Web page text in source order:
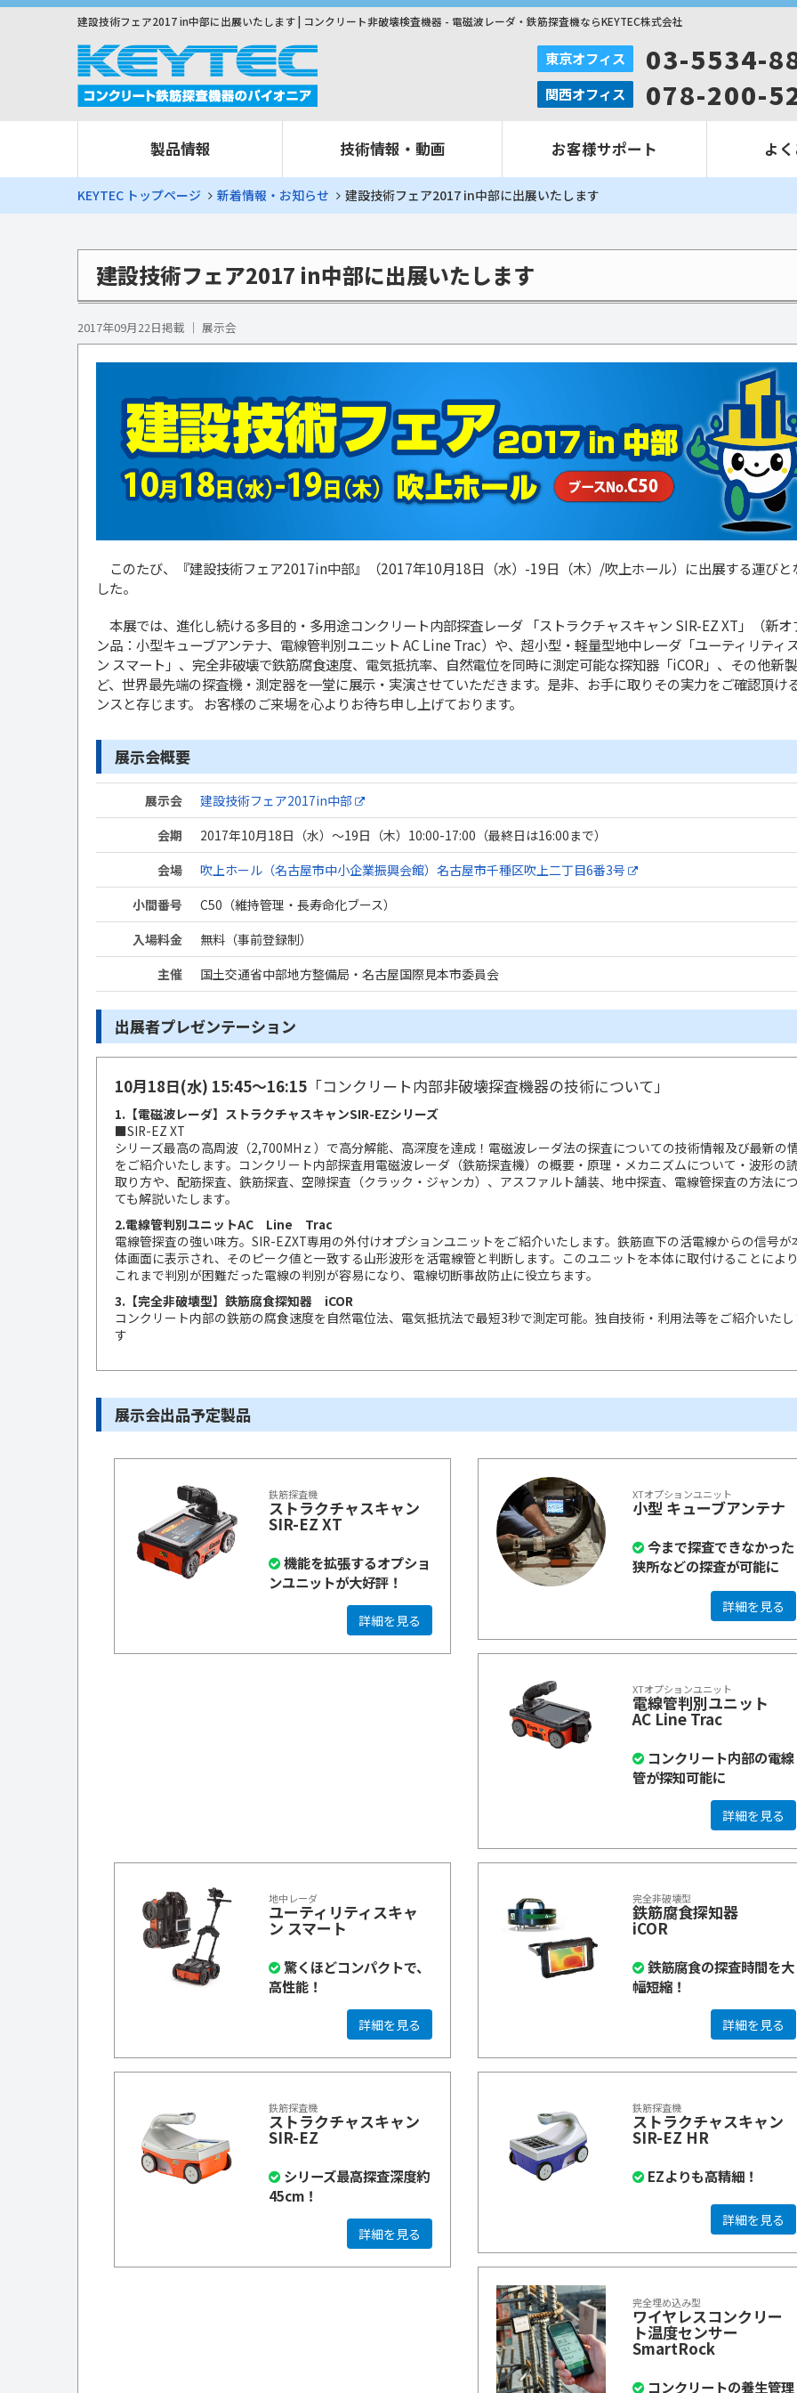
建設技術フェア2017 in中部に出展いたします | コンクリート非破壊検査機器 - 電磁波レーダ・鉄筋探査機ならKEYTEC株式会社
東京オフィス 03-5534-
関西オフィス 078-200-
製品情報 技術情報・動画 お客様サポート よ
KEYTEC トップページ 新着情報・お知らせ 建設技術フェア2017 in中部に出展いたします
建設技術フェア2017 in中部に出展いたします
2017年09月22日掲載 ｜ 展示会
このたび、『建設技術フェア2017in中部』（2017年10月18日（水）-19日（木）/吹上ホール）に出展する運びと
した。
本展では、進化し続ける多目的・多用途コンクリート内部探査レーダ 「ストラクチャスキャン SIR-EZ XT」（新オ
ン品：小型キューブアンテナ、電線管判別ユニット AC Line Trac）や、超小型・軽量型地中レーダ「ユーティリティ
ン スマート」、完全非破壊で鉄筋腐食速度、電気抵抗率、自然電位を同時に測定可能な探知器「iCOR」、その他新
ど、世界最先端の探査機・測定器を一堂に展示・実演させていただきます。是非、お手に取りその実力をご確認頂け
ンスと存じます。 お客様のご来場を心よりお待ち申し上げております。
展示会概要
展示会
建設技術フェア2017in中部
会期
2017年10月18日（水）～19日（木）10:00-17:00（最終日は16:00まで）
会場
吹上ホール（名古屋市中小企業振興会館）名古屋市千種区吹上二丁目6番3号
小間番号
C50（維持管理・長寿命化ブース）
入場料金
無料（事前登録制）
主催
国土交通省中部地方整備局・名古屋国際見本市委員会
出展者プレゼンテーション
10月18日(水) 15:45～16:15 「コンクリート内部非破壊探査機器の技術について」
1.【電磁波レーダ】ストラクチャスキャンSIR-EZシリーズ
■SIR-EZ XT
シリーズ最高の高周波（2,700MHｚ）で高分解能、高深度を達成！電磁波レーダ法の探査についての技術情報及び最新の
をご紹介いたします。コンクリート内部探査用電磁波レーダ（鉄筋探査機）の概要・原理・メカニズムについて・波形の
取り方や、配筋探査、鉄筋探査、空隙探査（クラック・ジャンカ）、アスファルト舗装、地中探査、電線管探査の方法に
ても解説いたします。
2.電線管判別ユニットAC Line Trac
電線管探査の強い味方。SIR-EZXT専用の外付けオプションユニットをご紹介いたします。鉄筋直下の活電線からの信号が
体画面に表示され、そのピーク値と一致する山形波形を活電線管と判断します。このユニットを本体に取付けることにより
これまで判別が困難だった電線の判別が容易になり、電線切断事故防止に役立ちます。
3.【完全非破壊型】鉄筋腐食探知器 iCOR
コンクリート内部の鉄筋の腐食速度を自然電位法、電気抵抗法で最短3秒で測定可能。独自技術・利用法等をご紹介いたし
す
展示会出品予定製品
鉄筋探査機
ストラクチャスキャン
SIR-EZ XT
機能を拡張するオプショ
ンユニットが大好評！
詳細を見る
XTオプションユニット
小型 キューブアンテナ
今まで探査できなかった
狭所などの探査が可能に
詳細を見る
XTオプションユニット
電線管判別ユニット
AC Line Trac
コンクリート内部の電線
管が探知可能に
詳細を見る
地中レーダ
ユーティリティスキャ
ン スマート
驚くほどコンパクトで、
高性能！
詳細を見る
完全非破壊型
鉄筋腐食探知器
iCOR
鉄筋腐食の探査時間を大
幅短縮！
詳細を見る
鉄筋探査機
ストラクチャスキャン
SIR-EZ
シリーズ最高探査深度約
45cm！
詳細を見る
鉄筋探査機
ストラクチャスキャン
SIR-EZ HR
EZよりも高精細！
詳細を見る
完全埋め込み型
ワイヤレスコンクリー
ト温度センサー
SmartRock
コンクリートの養生管理